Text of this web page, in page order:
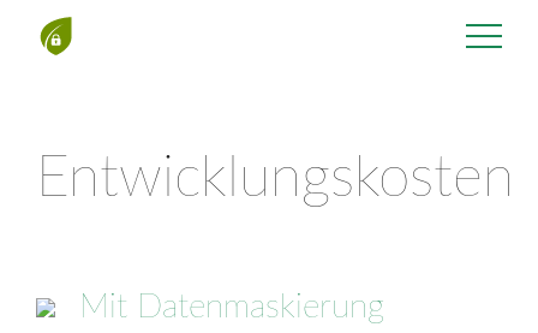
Entwicklungskosten
Mit Datenmaskierung